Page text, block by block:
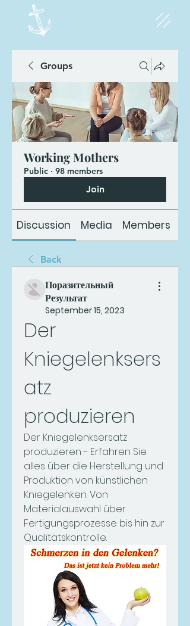
Groups
Working Mothers
Public · 98 members
Join
Discussion Media Members
Back
Поразительный
Результат
September 15, 2023
Der
Kniegelenksers
atz
produzieren
Der Kniegelenksersatz
produzieren - Erfahren Sie
alles über die Herstellung und
Produktion von künstlichen
Kniegelenken. Von
Materialauswahl über
Fertigungsprozesse bis hin zur
Qualitätskontrolle.